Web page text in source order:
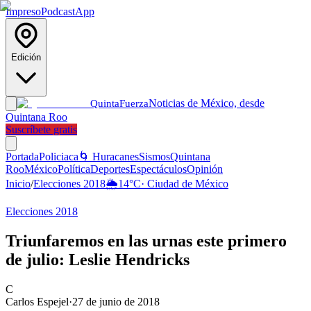
ImpresoPodcastApp
Edición
QuintaFuerzaNoticias de México, desde
Quintana Roo
Suscríbete gratis
PortadaPoliciaca 🌀 HuracanesSismosQuintana
RooMéxicoPolíticaDeportesEspectáculosOpinión
Inicio/Elecciones 2018🌦️14°C· Ciudad de México
Elecciones 2018
Triunfaremos en las urnas este primero
de julio: Leslie Hendricks
C
Carlos Espejel·27 de junio de 2018